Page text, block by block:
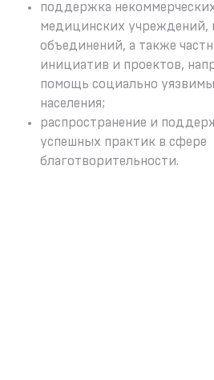
поддержка
медицинских учреждений,
объединений, а также
инициатив и проектов,
помощь социально
населения;
распространение и
успешных практик в сфере
благотворительности.